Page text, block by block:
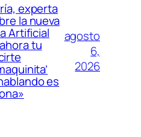
experta
la nueva
Artificial
tu
es
agosto
6,
2026